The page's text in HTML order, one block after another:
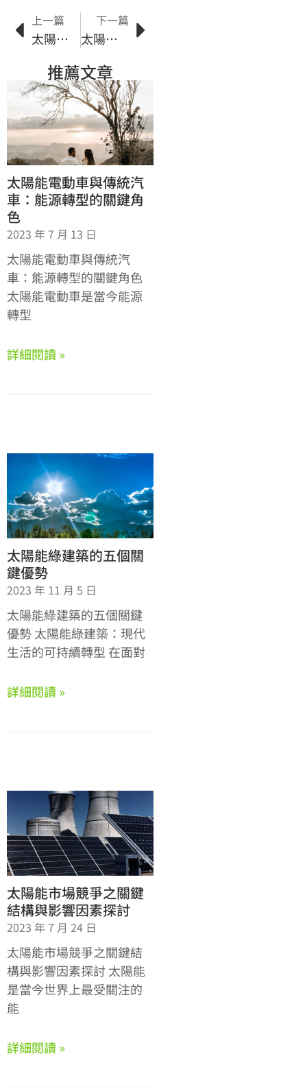
上一篇
太陽能政策2022年更新：提供更多回饋和支持
下一篇
太陽能產業如何應對氣候變遷挑戰
推薦文章
太陽能電動車與傳統汽
車：能源轉型的關鍵角
色
2023 年 7 月 13 日
太陽能電動車與傳統汽
車：能源轉型的關鍵角色
太陽能電動車是當今能源
轉型
詳細閱讀 »
太陽能綠建築的五個關
鍵優勢
2023 年 11 月 5 日
太陽能綠建築的五個關鍵
優勢 太陽能綠建築：現代
生活的可持續轉型 在面對
詳細閱讀 »
太陽能市場競爭之關鍵
結構與影響因素探討
2023 年 7 月 24 日
太陽能市場競爭之關鍵結
構與影響因素探討 太陽能
是當今世界上最受關注的
能
詳細閱讀 »